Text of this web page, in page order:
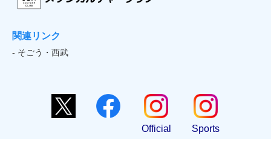
関連リンク
- そごう・西武
Official Sports